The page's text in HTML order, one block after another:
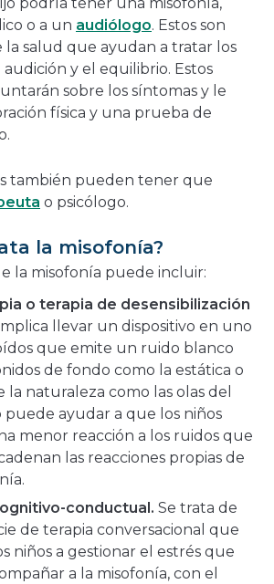
o a un audiólogo. Estos son
la salud que ayudan a tratar los
y el equilibrio. Estos
sobre los síntomas y le
física y una prueba de
también pueden tener que
o psicólogo.
la misofonía?
la misofonía puede incluir:
o terapia de desensibilización
llevar un dispositivo en uno
que emite un ruido blanco
de fondo como la estática o
la naturaleza como las olas del
puede ayudar a que los niños
menor reacción a los ruidos que
las reacciones propias de
conductual. Se trata de
de terapia conversacional que
niños a gestionar el estrés que
a la misofonía, con el